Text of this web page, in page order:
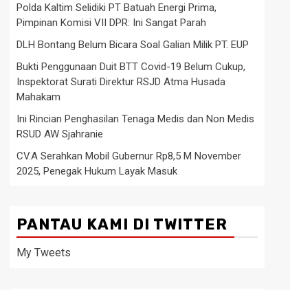
Polda Kaltim Selidiki PT Batuah Energi Prima,
Pimpinan Komisi VII DPR: Ini Sangat Parah
DLH Bontang Belum Bicara Soal Galian Milik PT. EUP
Bukti Penggunaan Duit BTT Covid-19 Belum Cukup,
Inspektorat Surati Direktur RSJD Atma Husada
Mahakam
Ini Rincian Penghasilan Tenaga Medis dan Non Medis
RSUD AW Sjahranie
CV.A Serahkan Mobil Gubernur Rp8,5 M November
2025, Penegak Hukum Layak Masuk
PANTAU KAMI DI TWITTER
My Tweets